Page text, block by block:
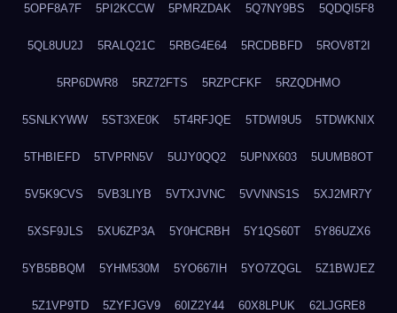
5OPF8A7F 5PI2KCCW 5PMRZDAK 5Q7NY9BS 5QDQI5F8
5QL8UU2J 5RALQ21C 5RBG4E64 5RCDBBFD 5ROV8T2I
5RP6DWR8 5RZ72FTS 5RZPCFKF 5RZQDHMO
5SNLKYWW 5ST3XE0K 5T4RFJQE 5TDWI9U5 5TDWKNIX
5THBIEFD 5TVPRN5V 5UJY0QQ2 5UPNX603 5UUMB8OT
5V5K9CVS 5VB3LIYB 5VTXJVNC 5VVNNS1S 5XJ2MR7Y
5XSF9JLS 5XU6ZP3A 5Y0HCRBH 5Y1QS60T 5Y86UZX6
5YB5BBQM 5YHM530M 5YO667IH 5YO7ZQGL 5Z1BWJEZ
5Z1VP9TD 5ZYFJGV9 60IZ2Y44 60X8LPUK 62LJGRE8